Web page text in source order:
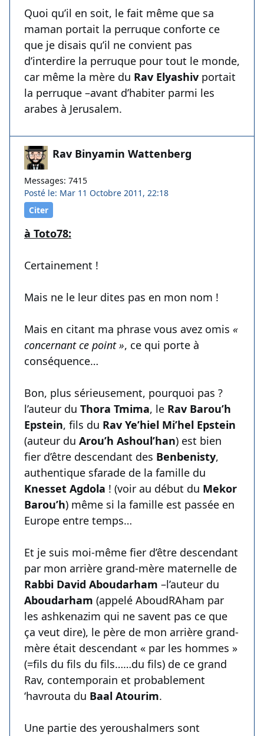
Quoi qu’il en soit, le fait même que sa
maman portait la perruque conforte ce
que je disais qu’il ne convient pas
d’interdire la perruque pour tout le monde,
car même la mère du Rav Elyashiv portait
la perruque –avant d’habiter parmi les
arabes à Jerusalem.
Rav Binyamin Wattenberg
Messages: 7415
Posté le: Mar 11 Octobre 2011, 22:18
Citer
à Toto78:
Certainement !
Mais ne le leur dites pas en mon nom !
Mais en citant ma phrase vous avez omis «
concernant ce point », ce qui porte à
conséquence…
Bon, plus sérieusement, pourquoi pas ?
l’auteur du Thora Tmima, le Rav Barou’h
Epstein, fils du Rav Ye’hiel Mi’hel Epstein
(auteur du Arou’h Ashoul’han) est bien
fier d’être descendant des Benbenisty,
authentique sfarade de la famille du
Knesset Agdola ! (voir au début du Mekor
Barou’h) même si la famille est passée en
Europe entre temps…
Et je suis moi-même fier d’être descendant
par mon arrière grand-mère maternelle de
Rabbi David Aboudarham –l’auteur du
Aboudarham (appelé AboudRAham par
les ashkenazim qui ne savent pas ce que
ça veut dire), le père de mon arrière grand-
mère était descendant « par les hommes »
(=fils du fils du fils……du fils) de ce grand
Rav, contemporain et probablement
‘havrouta du Baal Atourim.
Une partie des yeroushalmers sont